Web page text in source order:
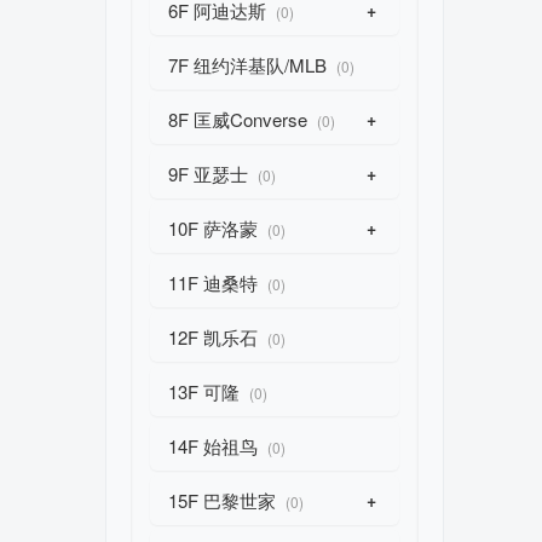
6F 阿迪达斯 (0) +
7F 纽约洋基队/MLB (0)
8F 匡威Converse (0) +
9F 亚瑟士 (0) +
10F 萨洛蒙 (0) +
11F 迪桑特 (0)
12F 凯乐石 (0)
13F 可隆 (0)
14F 始祖鸟 (0)
15F 巴黎世家 (0) +